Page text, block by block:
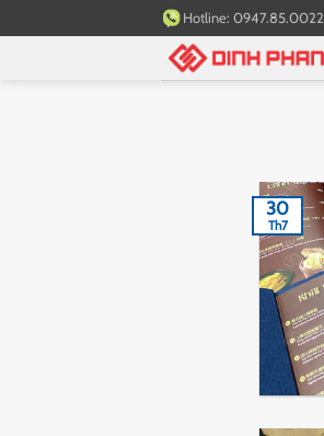
qua
Hotline: 0947.85.0022
30
Th7